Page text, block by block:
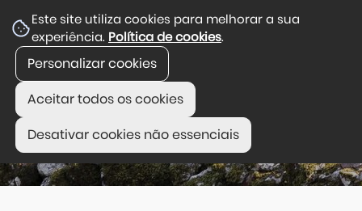
Este site utiliza cookies para melhorar a sua
experiência. Política de cookies.
Personalizar cookies
Aceitar todos os cookies
Desativar cookies não essenciais